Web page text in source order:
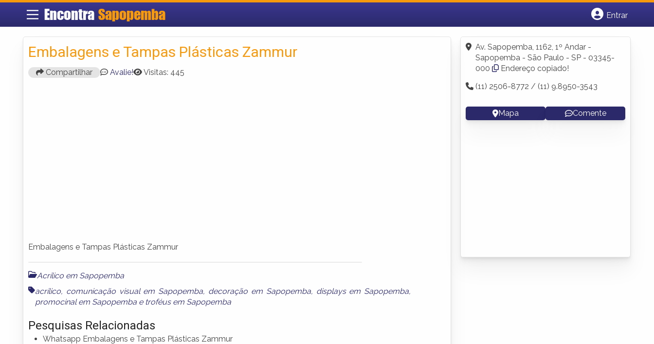
Encontra Sapopemba
Entrar
Fazer login
Criar conta
Embalagens e Tampas Plásticas Zammur
Compartilhar Avalie! Visitas: 445
Embalagens e Tampas Plásticas Zammur
Acrílico em Sapopemba
acrílico, comunicação visual em Sapopemba, decoração em Sapopemba, displays em Sapopemba,
promocinal em Sapopemba e troféus em Sapopemba
Pesquisas Relacionadas
Whatsapp Embalagens e Tampas Plásticas Zammur
Av. Sapopemba, 1162, 1º Andar -
Sapopemba - São Paulo - SP - 03345-
000
Endereço copiado!
(11) 2506-8772 / (11) 9.8950-3543
Mapa Comente